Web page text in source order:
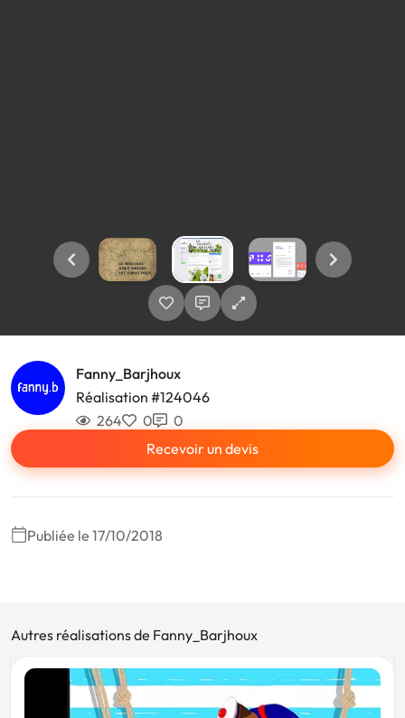
Fanny_Barjhoux
Réalisation #124046
264
0
0
Recevoir un devis
Publiée le 17/10/2018
Autres réalisations de Fanny_Barjhoux